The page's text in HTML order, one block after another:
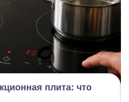
плита: что